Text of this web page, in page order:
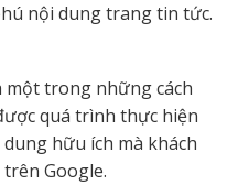
nội dung trang tin tức.
một trong những cách
quá trình thực hiện
hữu ích mà khách
Google.